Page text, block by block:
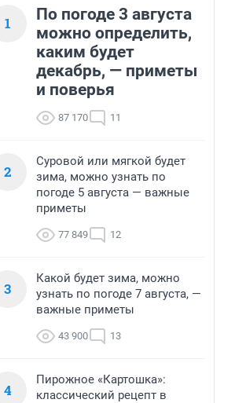
1
По погоде 3 августа
можно определить,
каким будет
декабрь, — приметы
и поверья
87 170 11
2
Суровой или мягкой будет
зима, можно узнать по
погоде 5 августа — важные
приметы
77 849 12
3
Какой будет зима, можно
узнать по погоде 7 августа, —
важные приметы
43 900 13
4
Пирожное «Картошка»:
классический рецепт в